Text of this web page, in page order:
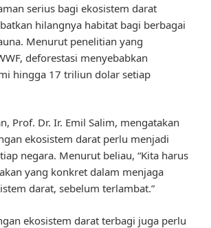
serius bagi ekosistem darat
hilangnya habitat bagi berbagai
Menurut penelitian yang
deforestasi menyebabkan
hingga 17 triliun dolar setiap
Prof. Dr. Ir. Emil Salim, mengatakan
ekosistem darat perlu menjadi
negara. Menurut beliau, “Kita harus
yang konkret dalam menjaga
darat, sebelum terlambat.”
ekosistem darat terbagi juga perlu